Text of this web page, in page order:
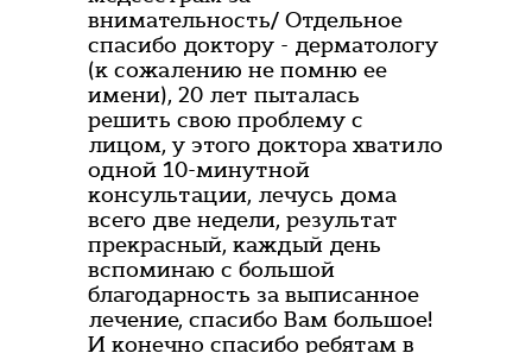
внимательность/ Отдельное
спасибо доктору - дерматологу
(к сожалению не помню ее
имени), 20 лет пыталась
решить свою проблему с
лицом, у этого доктора хватило
одной 10-минутной
консультации, лечусь дома
всего две недели, результат
прекрасный, каждый день
вспоминаю с большой
благодарность за выписанное
лечение, спасибо Вам большое!
И конечно спасибо ребятам в